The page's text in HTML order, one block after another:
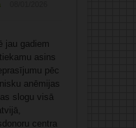
jau gadiem
asins
pēc
anēmijas
slogu visā
centra